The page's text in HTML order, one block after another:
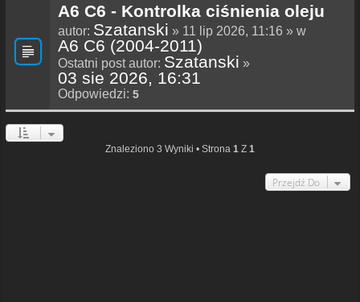
A6 C6 - Kontrolka ciśnienia oleju
autor: Szatanski » 11 lip 2026, 11:16 » w
A6 C6 (2004-2011)
Ostatni post autor: Szatanski »
03 sie 2026, 16:31
Odpowiedzi: 5
Znaleziono 3 Wyniki • Strona 1 Z 1
Przejdź Do